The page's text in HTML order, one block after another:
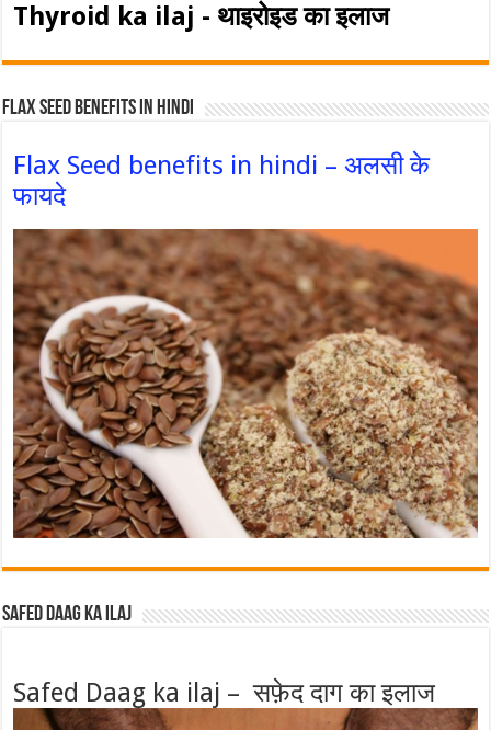
Thyroid ka ilaj - थाइरोइड का इलाज
Flax Seed Benefits in hindi
Flax Seed benefits in hindi – अलसी के
फायदे
Safed Daag ka ilaj
Safed Daag ka ilaj – सफ़ेद दाग का इलाज